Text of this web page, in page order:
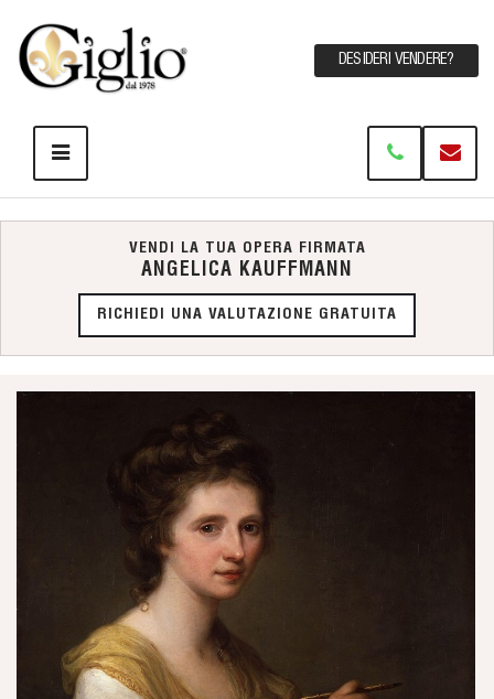
DESIDERI VENDERE?
VENDI LA TUA OPERA FIRMATA
ANGELICA KAUFFMANN
RICHIEDI UNA VALUTAZIONE GRATUITA